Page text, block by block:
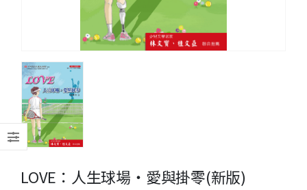
LOVE：人生球場‧愛與掛零(新版)